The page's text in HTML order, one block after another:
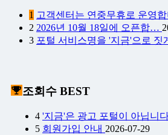
1 고객센터는 연중무휴로 운영
2 2026년 10월 18일에 오픈합…
3 포털 서비스명을 '지금'으로
조회수 BEST
4 '지금'은 광고 포털이 아닙니
5 회원가입 안내 2026-07-29